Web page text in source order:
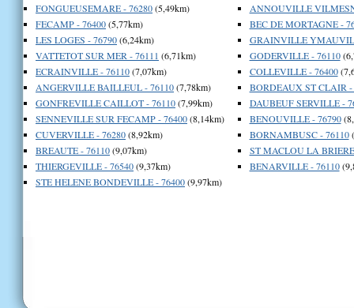
FONGUEUSEMARE - 76280(5,49km)
FECAMP - 76400(5,77km)
LES LOGES - 76790(6,24km)
VATTETOT SUR MER - 76111 (6,71km)
ECRAINVILLE - 76110(7,07km)
ANGERVILLE BAILLEUL - 76110(7,78km)
GONFREVILLE CAILLOT - 76110(7,99km)
SENNEVILLE SUR FECAMP - 76400(8,14km)
CUVERVILLE - 76280(8,92km)
BREAUTE - 76110(9,07km)
THIERGEVILLE - 76540(9,37km)
STE HELENE BONDEVILLE - 76400(9,97km)
ANNOUVILLE
BEC DE MORTAGNE -
GRAINVILLE
GODERVILLE - 76110
COLLEVILLE - 76400
BORDEAUX ST CLAIR -
DAUBEUF SERVILLE -
BENOUVILLE - 76790
BORNAMBUSC - 76110
ST MACLOU LA
BENARVILLE - 76110